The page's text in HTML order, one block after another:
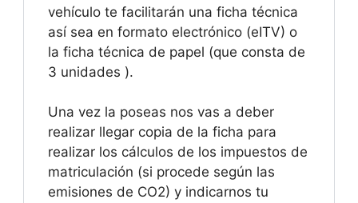
vehículo te facilitarán una ficha técnica
así sea en formato electrónico (eITV) o
la ficha técnica de papel (que consta de
3 unidades ).
Una vez la poseas nos vas a deber
realizar llegar copia de la ficha para
realizar los cálculos de los impuestos de
matriculación (si procede según las
emisiones de CO2) y indicarnos tu